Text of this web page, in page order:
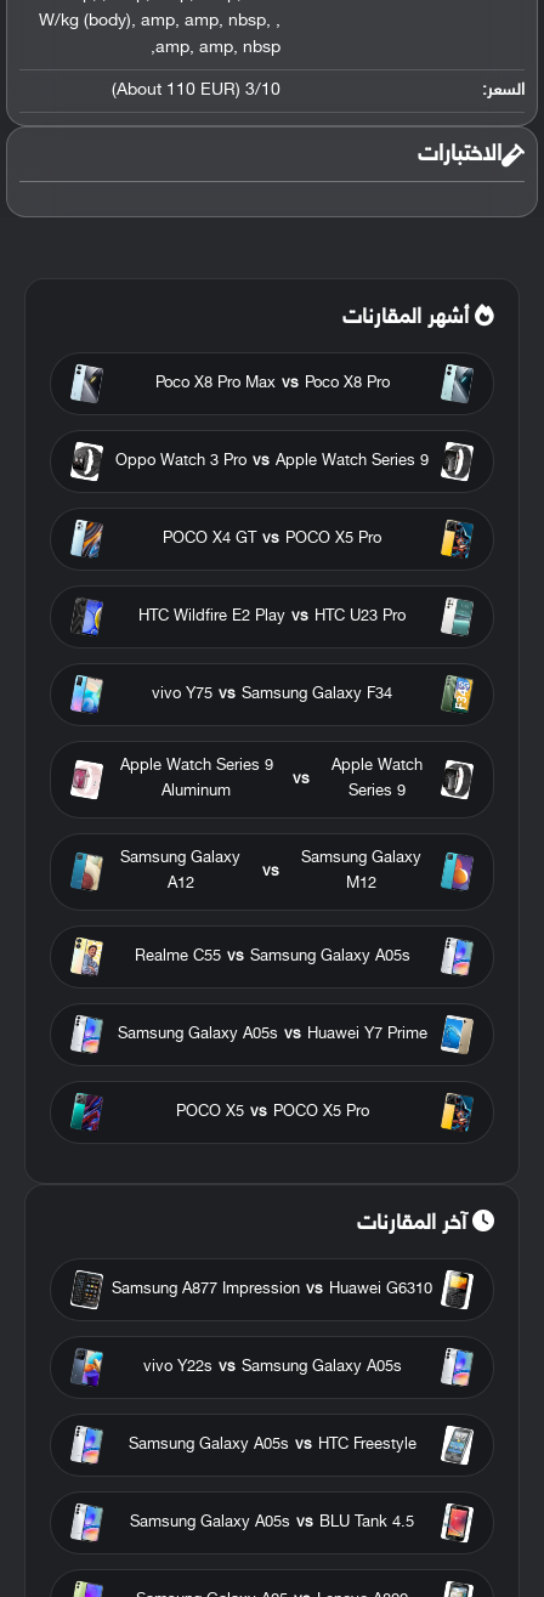
W/kg (body), amp, amp, nbsp, ,
amp, amp, nbsp
,
السعر: 3/10 (About 110 EUR)
الاختبارات
أشهر المقارنات
Poco X8 Pro
vs
Poco X8 Pro Max
Apple Watch Series 9
vs
Oppo Watch 3 Pro
POCO X5 Pro
vs
POCO X4 GT
HTC U23 Pro
vs
HTC Wildfire E2 Play
Samsung Galaxy F34
vs
vivo Y75
Apple Watch
Series 9
vs
Apple Watch Series 9
Aluminum
Samsung Galaxy
M12
vs
Samsung Galaxy
A12
Samsung Galaxy A05s
vs
Realme C55
Huawei Y7 Prime
vs
Samsung Galaxy A05s
POCO X5 Pro
vs
POCO X5
آخر المقارنات
Huawei G6310
vs
Samsung A877 Impression
Samsung Galaxy A05s
vs
vivo Y22s
HTC Freestyle
vs
Samsung Galaxy A05s
BLU Tank 4.5
vs
Samsung Galaxy A05s